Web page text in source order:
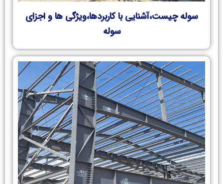
سوله چیست،آشنایی با کاربردها،ویژگی ها و اجزای
سوله